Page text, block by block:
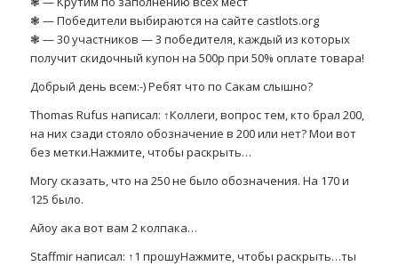
❃ — Победители выбираются на сайте castlots.org
❃ — 30 участников — 3 победителя, каждый из которых
получит скидочный купон на 500р при 50% оплате товара!
Добрый день всем:-) Ребят что по Сакам слышно?
Thomas Rufus написал: ↑Коллеги, вопрос тем, кто брал 200,
на них сзади стояло обозначение в 200 или нет? Мои вот
без метки.Нажмите, чтобы раскрыть…
Могу сказать, что на 250 не было обозначения. На 170 и
125 было.
Айоу ака вот вам 2 колпака…
Staffmir написал: ↑1 прошуНажмите, чтобы раскрыть…ты